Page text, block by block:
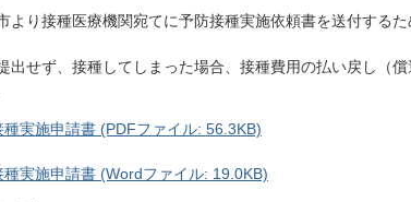
より接種医療機関宛てに予防接種実施依頼書を送付する
出せず、接種してしまった場合、接種費用の払い戻し（
種実施申請書 (PDFファイル: 56.3KB)
種実施申請書 (Wordファイル: 19.0KB)